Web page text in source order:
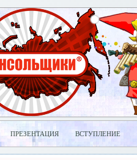
ПРЕЗЕНТАЦИЯ ВСТУПЛЕНИЕ